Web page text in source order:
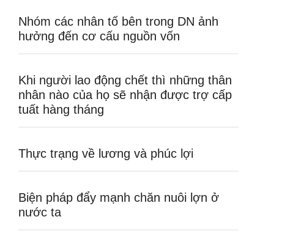
Nhóm các nhân tố bên trong DN ảnh
hưởng đến cơ cấu nguồn vốn
Khi người lao động chết thì những thân
nhân nào của họ sẽ nhận được trợ cấp
tuất hàng tháng
Thực trạng về lương và phúc lợi
Biện pháp đẩy mạnh chăn nuôi lợn ở
nước ta